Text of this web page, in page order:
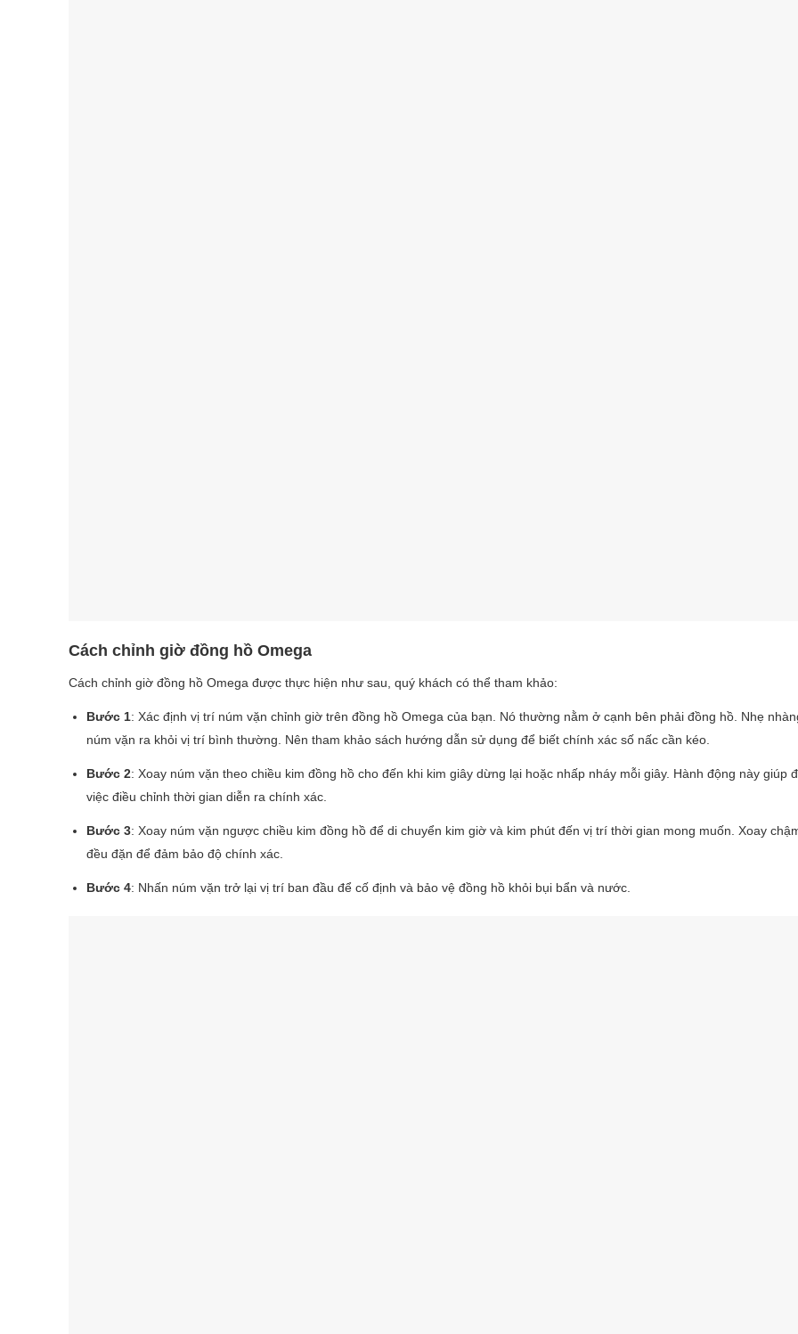
Cách chỉnh giờ đồng hồ Omega
Cách chỉnh giờ đồng hồ Omega được thực hiện như sau, quý khách có thể tham khảo:
Bước 1: Xác định vị trí núm vặn chỉnh giờ trên đồng hồ Omega của bạn. Nó thường nằm ở cạnh bên phải đồng hồ. Nhẹ
núm vặn ra khỏi vị trí bình thường. Nên tham khảo sách hướng dẫn sử dụng để biết chính xác số nấc cần kéo.
Bước 2: Xoay núm vặn theo chiều kim đồng hồ cho đến khi kim giây dừng lại hoặc nhấp nháy mỗi giây. Hành động này giúp
việc điều chỉnh thời gian diễn ra chính xác.
Bước 3: Xoay núm vặn ngược chiều kim đồng hồ để di chuyển kim giờ và kim phút đến vị trí thời gian mong muốn. Xoay
đều đặn để đảm bảo độ chính xác.
Bước 4: Nhấn núm vặn trở lại vị trí ban đầu để cố định và bảo vệ đồng hồ khỏi bụi bẩn và nước.